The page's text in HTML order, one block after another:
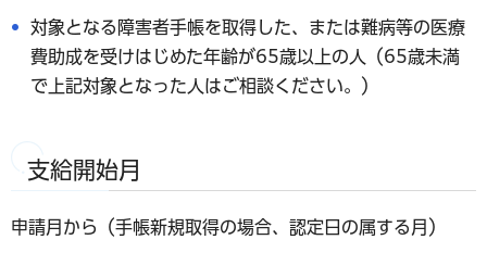
対象となる障害者手帳を取得した、または難病等の医療
費助成を受けはじめた年齢が65歳以上の人（65歳未満
で上記対象となった人はご相談ください。）
支給開始月
申請月から（手帳新規取得の場合、認定日の属する月）